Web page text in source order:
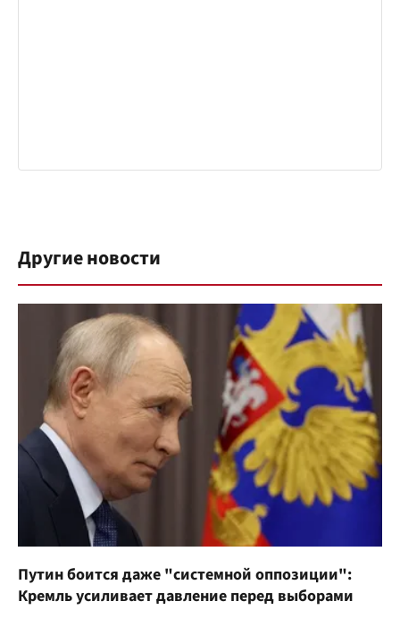
Другие новости
Путин боится даже "системной оппозиции":
Кремль усиливает давление перед выборами